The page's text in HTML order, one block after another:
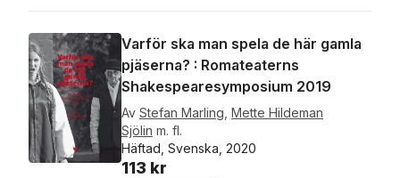
Varför ska man spela de här gamla
pjäserna? : Romateaterns
Shakespearesymposium 2019
Av Stefan Marling Mette Hildeman
Sjölin m. fl.
Häftad, Svenska, 2020
113 kr